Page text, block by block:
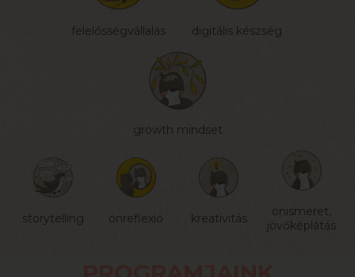
felelősségvállalás digitális készség
growth mindset
storytelling önreflexió kreativitás
önismeret,
jövőképlátás